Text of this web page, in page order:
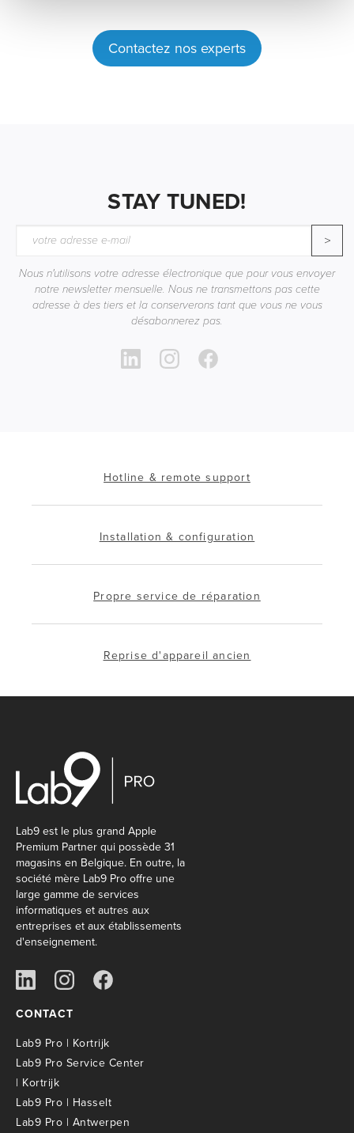
Contactez nos experts
STAY TUNED!
>
Nous n'utilisons votre adresse électronique que pour vous envoyer
notre newsletter mensuelle. Nous ne transmettons pas cette
adresse à des tiers et la conserverons tant que vous ne vous
désabonnerez pas.
Hotline & remote support
Installation & configuration
Propre service de réparation
Reprise d'appareil ancien
Lab9 est le plus grand Apple
Premium Partner qui possède 31
magasins en Belgique. En outre, la
société mère Lab9 Pro offre une
large gamme de services
informatiques et autres aux
entreprises et aux établissements
d'enseignement.
CONTACT
Lab9 Pro | Kortrijk
Lab9 Pro Service Center
| Kortrijk
Lab9 Pro | Hasselt
Lab9 Pro | Antwerpen